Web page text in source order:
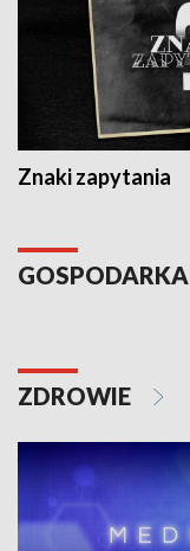
Znaki zapytania
GOSPODARKA
ZDROWIE